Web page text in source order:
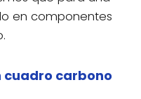
en componentes
cuadro carbono